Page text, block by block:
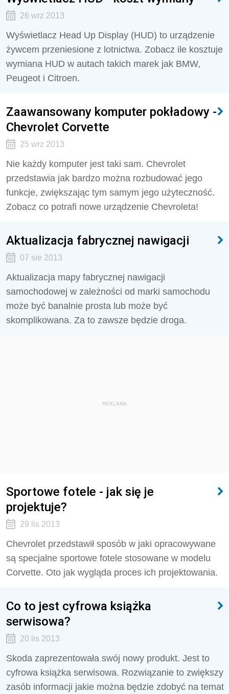
26 wrz 2013
Wyświetlacz Head Up Display (HUD) to urządzenie
żywcem przeniesione z lotnictwa. Zobacz ile kosztuje
wymiana HUD w autach takich marek jak BMW,
Peugeot i Citroen.
Zaawansowany komputer pokładowy -
Chevrolet Corvette
25 wrz 2013
Nie każdy komputer jest taki sam. Chevrolet
przedstawia jak bardzo można rozbudować jego
funkcje, zwiększając tym samym jego użyteczność.
Zobacz co potrafi nowe urządzenie Chevroleta!
Aktualizacja fabrycznej nawigacji
07 sie 2013
Aktualizacja mapy fabrycznej nawigacji
samochodowej w zależności od marki samochodu
może być banalnie prosta lub może być
skomplikowana. Za to zawsze będzie droga.
REKLAMA
Sportowe fotele - jak się je
projektuje?
29 lis 2013
Chevrolet przedstawił sposób w jaki opracowywane
są specjalne sportowe fotele stosowane w modelu
Corvette. Oto jak wygląda proces ich projektowania.
Co to jest cyfrowa książka
serwisowa?
20 lis 2013
Skoda zaprezentowała swój nowy produkt. Jest to
cyfrowa książka serwisowa. Rozwiązanie to zwiększy
zasób informacji jakie można będzie zdobyć na temat